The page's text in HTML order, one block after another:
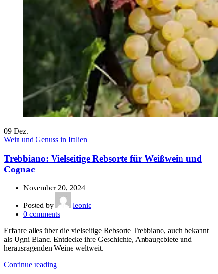
09 Dez.
Wein und Genuss in Italien
Trebbiano: Vielseitige Rebsorte für Weißwein und
Cognac
November 20, 2024
Posted by
leonie
0 comments
Erfahre alles über die vielseitige Rebsorte Trebbiano, auch bekannt
als Ugni Blanc. Entdecke ihre Geschichte, Anbaugebiete und
herausragenden Weine weltweit.
Continue reading